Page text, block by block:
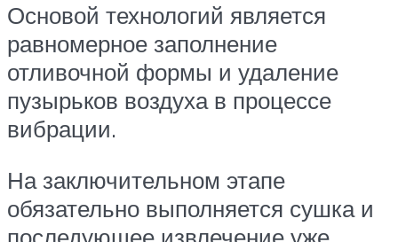
Основой технологий является
равномерное заполнение
отливочной формы и удаление
пузырьков воздуха в процессе
вибрации.
На заключительном этапе
обязательно выполняется сушка и